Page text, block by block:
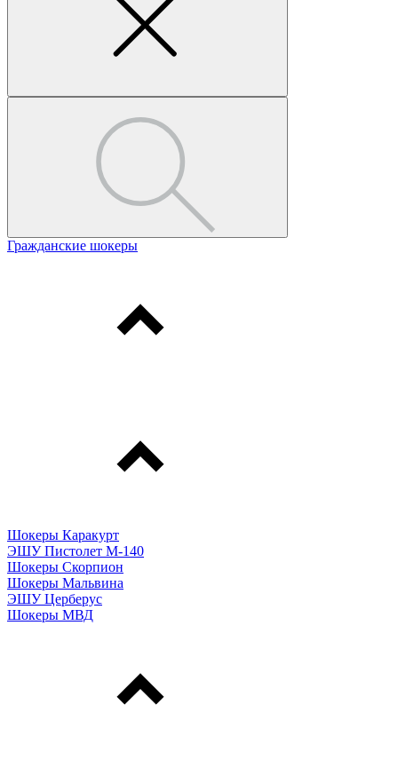
Гражданские шокеры
Шокеры Каракурт
ЭШУ Пистолет М-140
Шокеры Скорпион
Шокеры Мальвина
ЭШУ Церберус
Шокеры МВД